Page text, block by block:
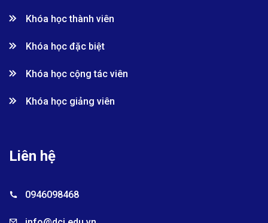
Khóa học thành viên
Khóa học đặc biệt
Khóa học cộng tác viên
Khóa học giảng viên
Liên hệ
0946098468